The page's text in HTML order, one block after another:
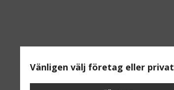
Vänligen välj företag eller privat